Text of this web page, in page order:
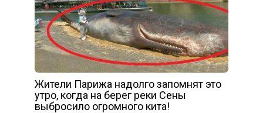
Жители Парижа надолго запомнят это
утро, когда на берег реки Сены
выбросило огромного кита!